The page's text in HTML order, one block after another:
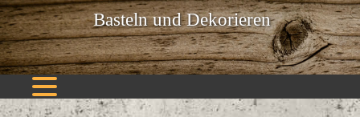
Basteln und Dekorieren